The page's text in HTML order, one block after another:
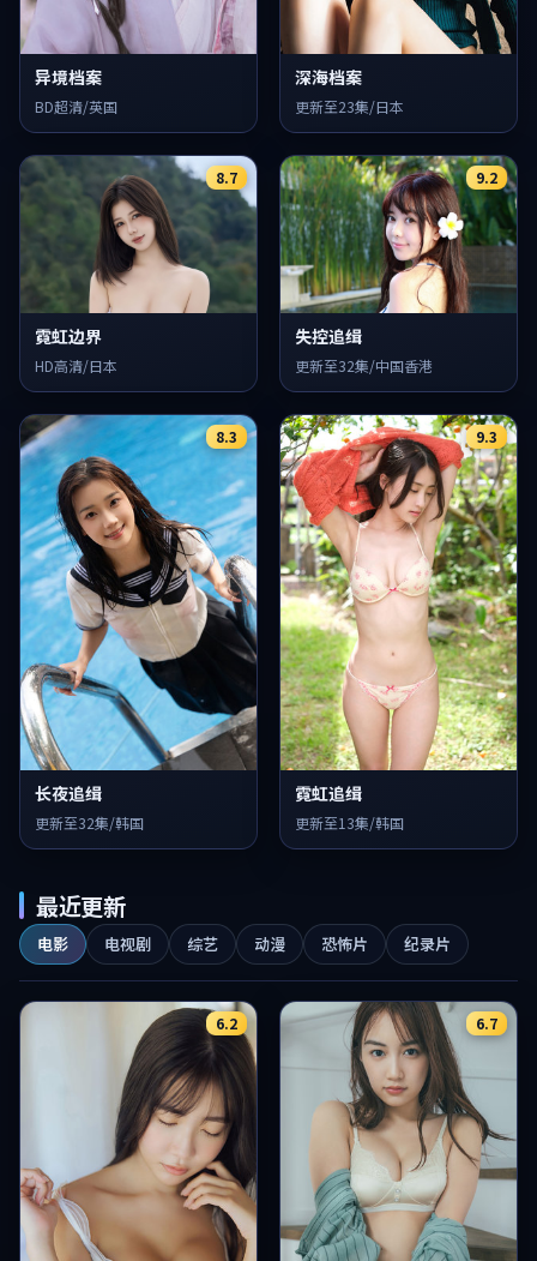
异境档案
BD超清/英国
深海档案
更新至23集/日本
8.7
霓虹边界
HD高清/日本
9.2
失控追缉
更新至32集/中国香港
8.3
长夜追缉
更新至32集/韩国
9.3
霓虹追缉
更新至13集/韩国
最近更新
电影 电视剧 综艺 动漫 恐怖片 纪录片
6.2 6.7